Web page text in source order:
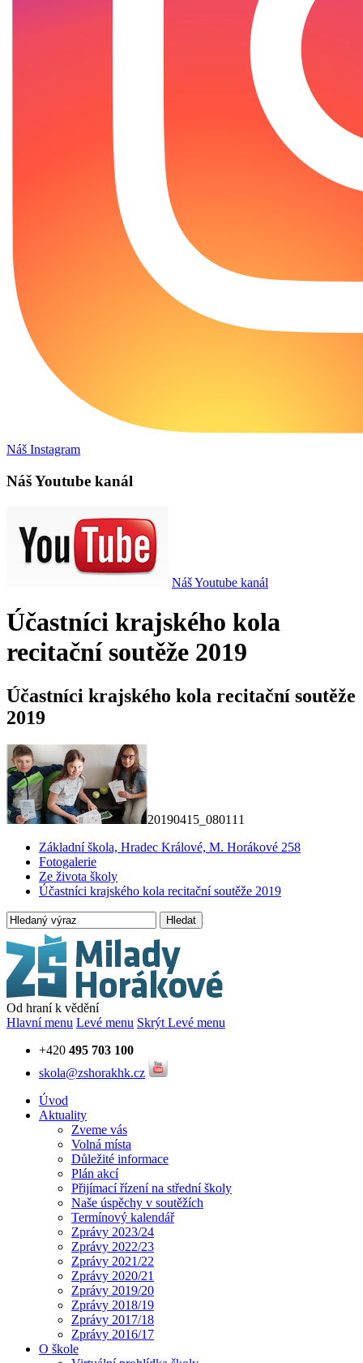
Náš Instagram
Náš Youtube kanál
Náš Youtube kanál
Účastníci krajského kola
recitační soutěže 2019
Účastníci krajského kola recitační soutěže
2019
20190415_080111
Základní škola, Hradec Králové, M. Horákové 258
Fotogalerie
Ze života školy
Účastníci krajského kola recitační soutěže 2019
Hledat
Od hraní k vědění
Hlavní menu Levé menu Skrýt Levé menu
+420 495 703 100
skola@zshorakhk.cz
Úvod
Aktuality
Zveme vás
Volná místa
Důležité informace
Plán akcí
Přijímací řízení na střední školy
Naše úspěchy v soutěžích
Termínový kalendář
Zprávy 2023/24
Zprávy 2022/23
Zprávy 2021/22
Zprávy 2020/21
Zprávy 2019/20
Zprávy 2018/19
Zprávy 2017/18
Zprávy 2016/17
O škole